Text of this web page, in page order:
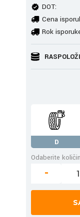
DOT:
Cena
Rok
D
Odaberite
-